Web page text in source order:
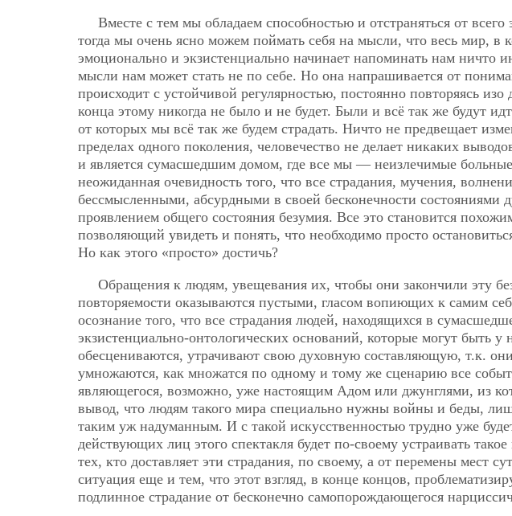
Вместе с тем мы обладаем способностью и отстраняться от всего
тогда мы очень ясно можем поймать себя на мысли, что весь мир, в
эмоционально и экзистенциально начинает напоминать нам ничто
мысли нам может стать не по себе. Но она напрашивается от
происходит с устойчивой регулярностью, постоянно повторяясь изо
конца этому никогда не было и не будет. Были и всё так же будут
от которых мы всё так же будем страдать. Ничто не предвещает
пределах одного поколения, человечество не делает никаких
и является сумасшедшим домом, где все мы — неизлечимые
неожиданная очевидность того, что все страдания, мучения,
бессмысленными, абсурдными в своей бесконечности состояниями
проявлением общего состояния безумия. Все это становится
позволяющий увидеть и понять, что необходимо просто
Но как этого «просто» достичь?
Обращения к людям, увещевания их, чтобы они закончили эту
повторяемости оказываются пустыми, гласом вопиющих к самим
осознание того, что все страдания людей, находящихся в
экзистенциально-онтологических оснований, которые могут быть
обесцениваются, утрачивают свою духовную составляющую, т.к.
умножаются, как множатся по одному и тому же сценарию все
являющегося, возможно, уже настоящим Адом или джунглями, из
вывод, что людям такого мира специально нужны войны и беды,
таким уж надуманным. И с такой искусственностью трудно уже
действующих лиц этого спектакля будет по-своему устраивать
тех, кто доставляет эти страдания, по своему, а от перемены мест
ситуация еще и тем, что этот взгляд, в конце концов,
подлинное страдание от бесконечно самопорождающегося